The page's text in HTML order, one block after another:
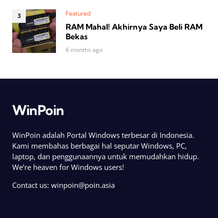
Featured
RAM Mahal! Akhirnya Saya Beli RAM
Bekas
6 months ago
WinPoin
WinPoin adalah Portal Windows terbesar di Indonesia.
Kami membahas berbagai hal seputar Windows, PC,
laptop, dan penggunaannya untuk memudahkan hidup.
We’re heaven for Windows users!
Contact us: winpoin@poin.asia